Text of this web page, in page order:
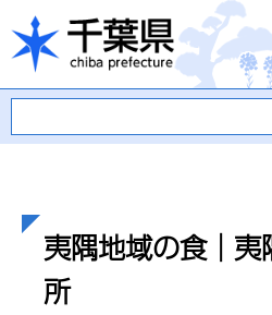
千葉県
夷隅地域の食│夷
所